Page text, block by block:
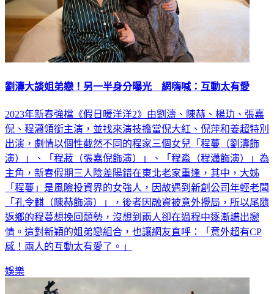
劉濤大談姐弟戀！另一半身分曝光 網嗨喊：互動太有愛
2023年新春強檔《假日暖洋洋2》由劉濤、陳赫、楊玏、張嘉
倪、程瀟領銜主演，並找來演技擔當倪大紅、倪萍和姜超特別
出演，劇情以個性截然不同的程家三個女兒「程蔓（劉濤飾
演）」、「程菽（張嘉倪飾演）」、「程淼（程瀟飾演）」為
主角，新春假期三人陰差陽錯在東北老家重逢，其中，大姊
「程蔓」是風險投資界的女強人，因故遇到新創公司年輕老闆
「孔令麒（陳赫飾演）」，後者因融資被意外攪局，所以尾隨
返鄉的程蔓想挽回頹勢，沒想到兩人卻在過程中逐漸譜出戀
情。這對新穎的姐弟戀組合，也讓網友直呼：「意外超有CP
感！兩人的互動太有愛了。」
娛樂